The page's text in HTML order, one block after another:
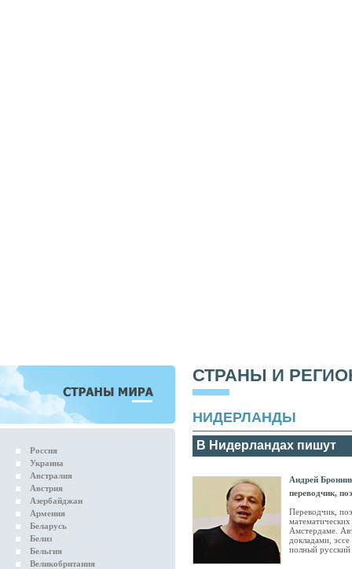
Россия
Украина
Австралия
Австрия
Азербайджан
Армения
Беларусь
Белиз
Бельгия
Великобритания
СТРАНЫ И
НИДЕРЛАНДЫ
В Нидерландах пишут
Андрей
переводчик,
Переводчик,
Амстердаме.
докладами,
полный